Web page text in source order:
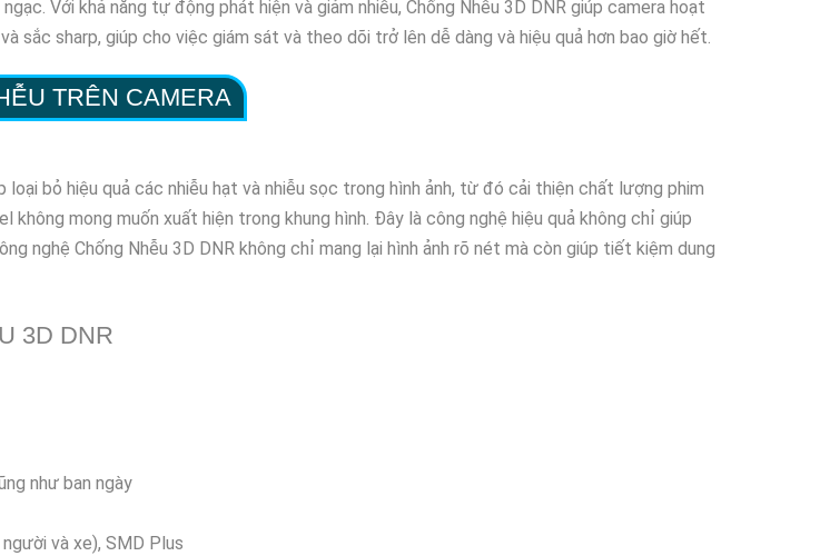
Với khả năng tự động phát hiện và giảm nhiễu, Chống Nhễu 3D DNR giúp camera hoạt
sắc sharp, giúp cho việc giám sát và theo dõi trở lên dễ dàng và hiệu quả hơn bao giờ hết.
TRÊN CAMERA
bỏ hiệu quả các nhiễu hạt và nhiễu sọc trong hình ảnh, từ đó cải thiện chất lượng phim
mong muốn xuất hiện trong khung hình. Đây là công nghệ hiệu quả không chỉ giúp
nghệ Chống Nhễu 3D DNR không chỉ mang lại hình ảnh rõ nét mà còn giúp tiết kiệm dung
3D DNR
như ban ngày
và xe), SMD Plus